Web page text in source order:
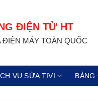
ĐIỆN TỬ HT
ĐIỆN MÁY TOÀN QUỐC
VỤ SỬA TIVI BẢNG